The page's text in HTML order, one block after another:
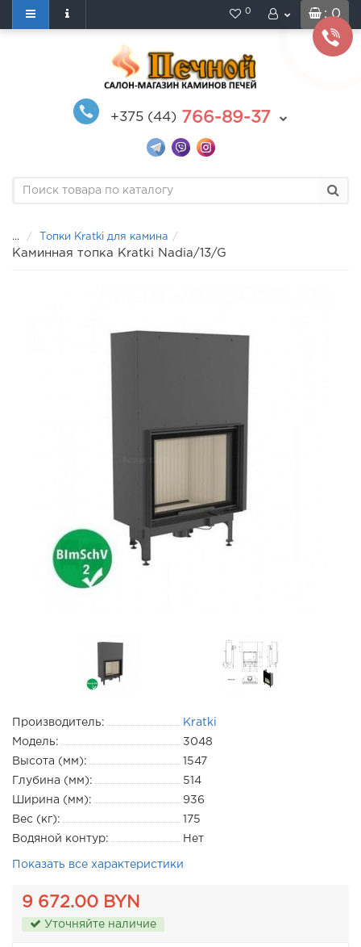
: 0
0
+375 (44) 766-89-37
... Топки Kratki для камина
Каминная топка Kratki Nadia/13/G
Производитель:
Kratki
Модель:
3048
Высота (мм):
1547
Глубина (мм):
514
Ширина (мм):
936
Вес (кг):
175
Водяной контур:
Нет
Показать все характеристики
9 672.00 BYN
Уточняйте наличие